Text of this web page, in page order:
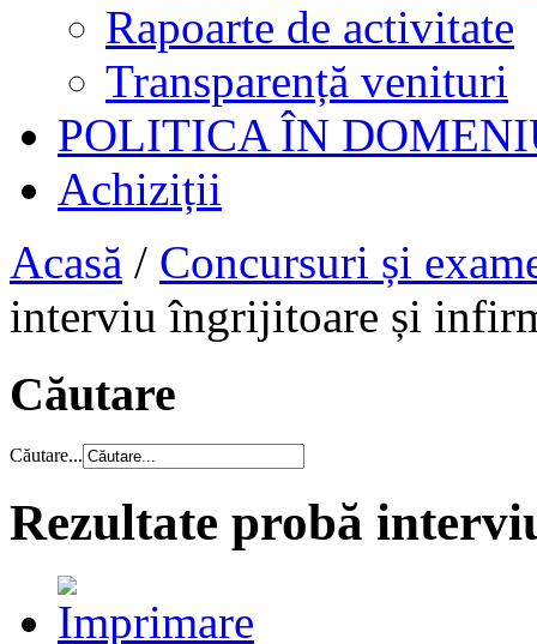
Rapoarte de activitate
Transparență venituri
POLITICA ÎN
Achiziții
Acasă / Concursuri și
interviu îngrijitoare și
Căutare
Căutare...
Rezultate probă